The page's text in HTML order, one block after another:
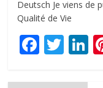
Deutsch Je viens de
Qualité de Vie
F T